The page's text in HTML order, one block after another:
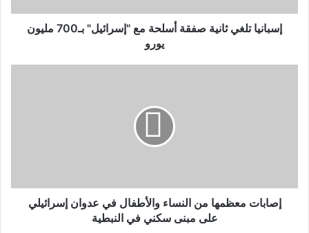
إسبانيا تلغي ثانية صفقة أسلحة مع "إسرائيل" بـ700 مليون
يورو
إصابات معظمها من النساء والأطفال في عدوان إسرائيلي
على مبنى سكني في النبطية